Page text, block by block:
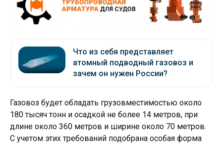
Что из себя представляет
атомный подводный газовоз и
зачем он нужен России?
Газовоз будет обладать грузовместимостью около
180 тысяч тонн и осадкой не более 14 метров, при
длине около 360 метров и ширине около 70 метров.
С учетом этих требований подобрана особая форма